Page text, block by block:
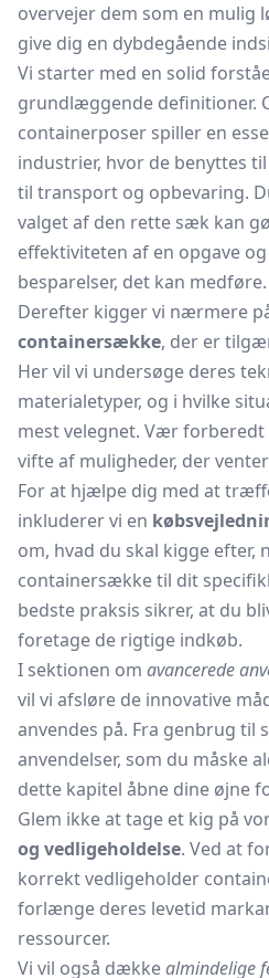
overvejer dem som en mulig
give dig en dybdegående
Vi starter med en solid
grundlæggende definitioner.
containerposer spiller en
industrier, hvor de benyttes
til transport og opbevaring.
valget af den rette sæk kan
effektiviteten af en opgave
besparelser, det kan medføre.
Derefter kigger vi nærmere
containersække, der er
Her vil vi undersøge deres
materialetyper, og i hvilke
mest velegnet. Vær forberedt
vifte af muligheder, der
For at hjælpe dig med at
inkluderer vi en
om, hvad du skal kigge efter,
containersække til dit
bedste praksis sikrer, at du
foretage de rigtige indkøb.
I sektionen om avancerede
vil vi afsløre de innovative
anvendes på. Fra genbrug til
anvendelser, som du måske
dette kapitel åbne dine øjne
Glem ikke at tage et kig på
og vedligeholdelse. Ved at
korrekt vedligeholder
forlænge deres levetid
ressourcer.
Vi vil også dækkealmindelige